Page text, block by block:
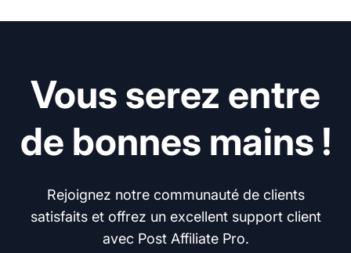
Vous serez entre
de bonnes mains !
Rejoignez notre communauté de clients
satisfaits et offrez un excellent support client
avec Post Affiliate Pro.